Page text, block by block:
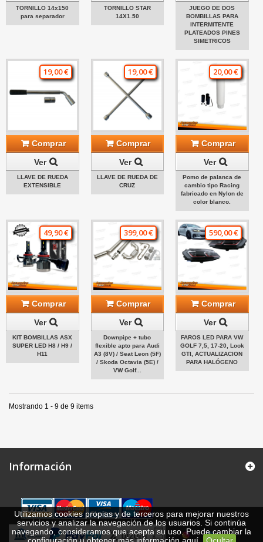
TORNILLO 14x150
para separador
TORNILLO STAR
14X1.50
JUEGO DE DOS
BOMBILLAS PARA
INTERMITENTE
PLATEADOS PINES
SIMETRICOS
19,00 €
Comprar
Ver
LLAVE DE RUEDA
EXTENSIBLE
19,00 €
Comprar
Ver
LLAVE DE RUEDA DE
CRUZ
20,00 €
Comprar
Ver
Pomo de palanca de
cambio tipo Racing
fabricado en Nylon de
color blanco.
49,90 €
Comprar
Ver
KIT BOMBILLAS ASX
SUPER LED H8 / H9 /
H11
399,00 €
Comprar
Ver
Downpipe + tubo
flexible apto para Audi
A3 (8V) / Seat Leon (5F)
/ Skoda Octavia (5E) /
VW Golf...
590,00 €
Comprar
Ver
FAROS LED PARA VW
GOLF 7,5, 17-20, Look
GTI, ACTUALIZACION
PARA HALÓGENO
Mostrando 1 - 9 de 9 items
Información
Utilizamos cookies propias y de terceros para mejorar nuestros
servicios y analizar la navegación de los usuarios. Si continúa
navegando, consideramos que acepta su uso. Puede cambiar la